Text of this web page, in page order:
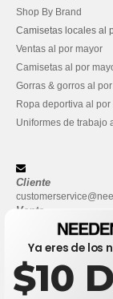
Shop By Brand
Camisetas locales al
Ventas al por mayor
Camisetas al por
Gorras & gorros al
Ropa deportiva al por
Uniformes de trabajo
Cliente
Venta
sales@needen.com
Ya eres de los
$10